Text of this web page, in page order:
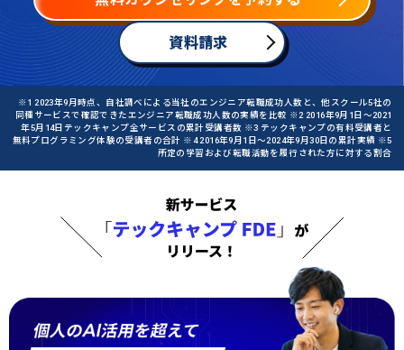
資料請求
※1 2023年9月時点、自社調べによる当社のエンジニア転職成功人数と、他スクール5社の
同種サービスで確認できたエンジニア転職成功人数の実績を比較 ※2 2016年9月1日〜2021
年5月14日テックキャンプ全サービスの累計受講者数 ※3 テックキャンプの有料受講者と
無料プログラミング体験の受講者の合計 ※4 2016年9月1日〜2024年9月30日の累計実績 ※5
所定の学習および転職活動を履行された方に対する割合